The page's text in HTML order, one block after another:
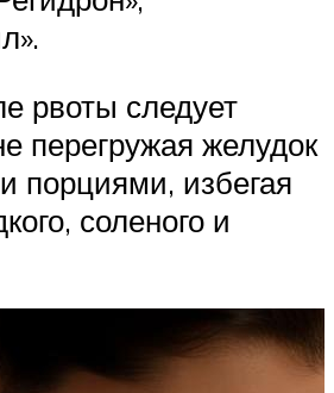
рвоты следует
перегружая желудок
порциями, избегая
соленого и